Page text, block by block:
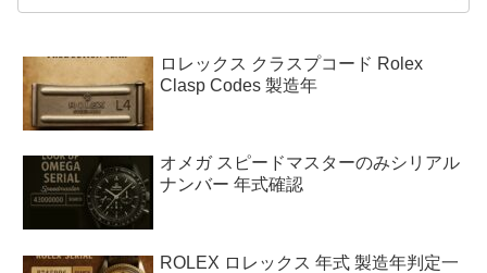
ロレックス クラスプコード Rolex
Clasp Codes 製造年
オメガ スピードマスターのみシリアル
ナンバー 年式確認
ROLEX ロレックス 年式 製造年判定一